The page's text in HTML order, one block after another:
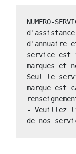
NUMERO-
d'annuaire
service est
marques et
Seul le
marque est
- Veuillez
de nos